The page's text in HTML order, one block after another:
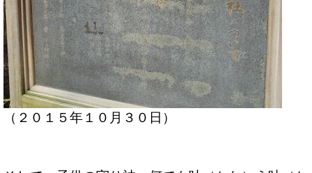
（２０１５年１０月３０日）